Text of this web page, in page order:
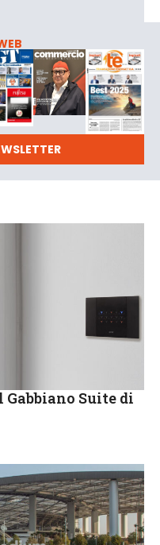
Gabbiano Suite di